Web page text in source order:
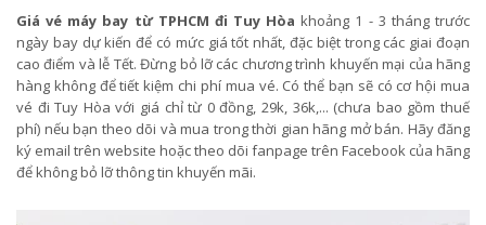
Giá vé máy bay từ TPHCM đi Tuy Hòa khoảng 1 - 3 tháng trước
ngày bay dự kiến để có mức giá tốt nhất, đặc biệt trong các giai đoạn
cao điểm và lễ Tết. Đừng bỏ lỡ các chương trình khuyến mại của hãng
hàng không để tiết kiệm chi phí mua vé. Có thể bạn sẽ có cơ hội mua
vé đi Tuy Hòa với giá chỉ từ 0 đồng, 29k, 36k,... (chưa bao gồm thuế
phí) nếu bạn theo dõi và mua trong thời gian hãng mở bán. Hãy đăng
ký email trên website hoặc theo dõi fanpage trên Facebook của hãng
để không bỏ lỡ thông tin khuyến mãi.